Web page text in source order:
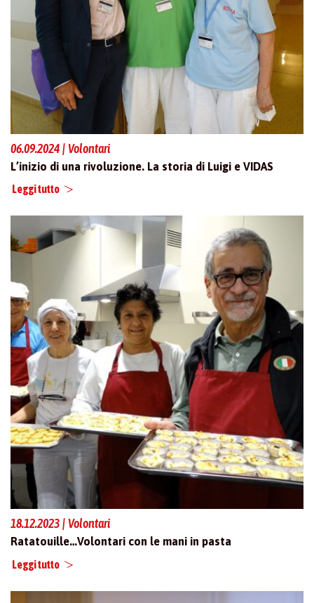
06.09.2024 | Volontari
L’inizio di una rivoluzione. La storia di Luigi e VIDAS
Leggi tutto
18.12.2023 | Volontari
Ratatouille…Volontari con le mani in pasta
Leggi tutto